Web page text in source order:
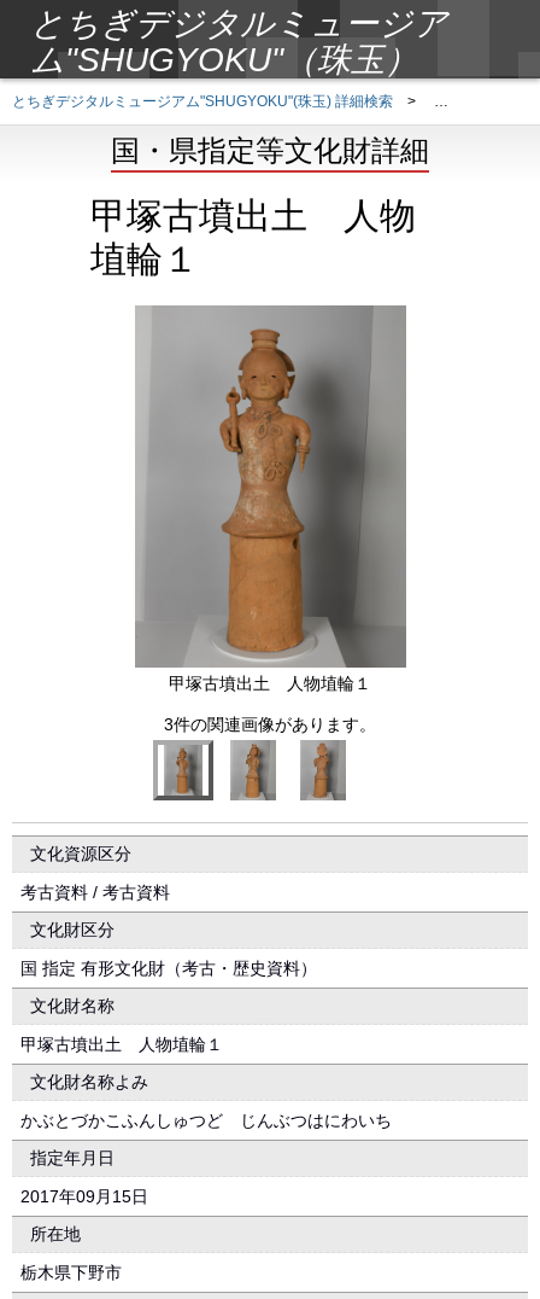
とちぎデジタルミュージア
ム"SHUGYOKU"（珠玉）
とちぎデジタルミュージアム"SHUGYOKU"(珠玉) 詳細検索 > 国・県指定等文
国・県指定等文化財詳細
甲塚古墳出土 人物
埴輪１
甲塚古墳出土 人物埴輪１
3件の関連画像があります。
文化資源区分
考古資料 / 考古資料
文化財区分
国 指定 有形文化財（考古・歴史資料）
文化財名称
甲塚古墳出土 人物埴輪１
文化財名称よみ
かぶとづかこふんしゅつど じんぶつはにわいち
指定年月日
2017年09月15日
所在地
栃木県下野市